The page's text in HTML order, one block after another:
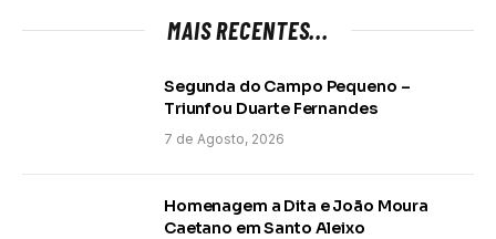
MAIS RECENTES...
Segunda do Campo Pequeno –
Triunfou Duarte Fernandes
7 de Agosto, 2026
Homenagem a Dita e João Moura
Caetano em Santo Aleixo